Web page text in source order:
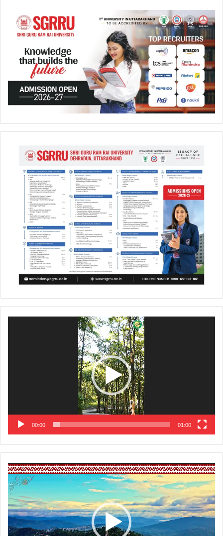
00:00 01:00
Video
Player